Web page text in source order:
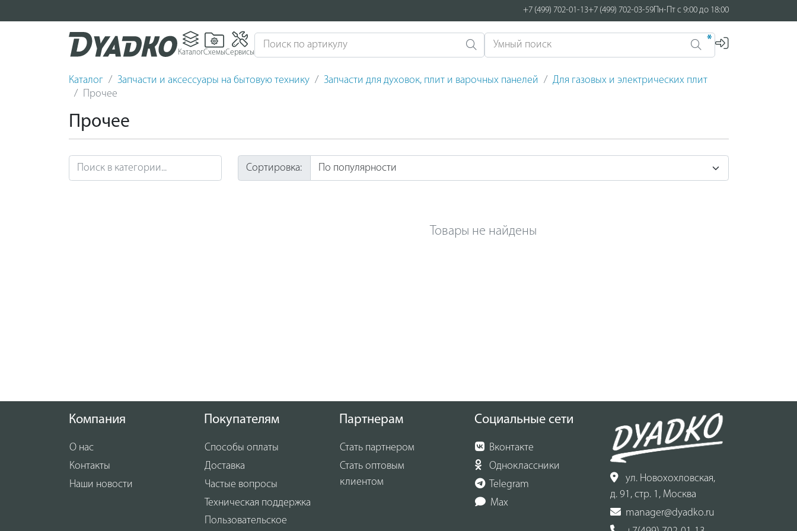
+7 (499) 702-01-13+7 (499) 702-03-59Пн-Пт с 9:00 до 18:00
КаталогСхемыСервисы
*
Каталог Запчасти и аксессуары на бытовую технику Запчасти для духовок, плит и варочных панелей
Для газовых и электрических плит
Прочее
Прочее
Сортировка:
Товары не найдены
Компания
О нас
Контакты
Наши новости
Покупателям
Способы оплаты
Доставка
Частые вопросы
Техническая поддержка
Пользовательское
Партнерам
Стать партнером
Стать оптовым
клиентом
Социальные сети
Вконтакте
Одноклассники
Telegram
Max
ул. Новохохловская,
д. 91, стр. 1, Москва
manager@dyadko.ru